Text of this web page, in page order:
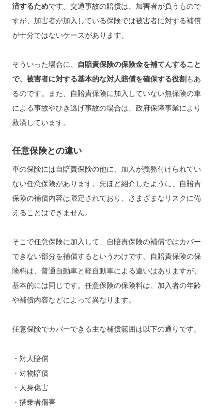
済するためです。交通事故の賠償は、加害者が負うもので
すが、加害者が加入している保険では被害者に対する補償
が十分ではないケースがあります。
そういった場合に、
自賠責保険の保険金を補てんすること
で、被害者に対する基本的な対人賠償を確保する役割もあ
るのです。また、自賠責保険に加入していない無保険の車
による事故やひき逃げ事故の場合は、政府保障事業により
救済しています。
任意保険との違い
車の保険には自賠責保険の他に、加入が義務付けられてい
ない任意保険があります。先ほど紹介したように、自賠責
保険の補償内容は限定されており、さまざまなリスクに備
えることはできません。
そこで任意保険に加入して、自賠責保険の補償ではカバー
できない部分を補償するというわけです。自賠責保険の保
険料は、普通自動車と軽自動車による違いはありますが、
基本的には同じです。任意保険の保険料は、加入者の年齢
や補償内容などによって異なります。
任意保険でカバーできる主な補償範囲は以下の通りです。
・対人賠償
・対物賠償
・人身傷害
・搭乗者傷害